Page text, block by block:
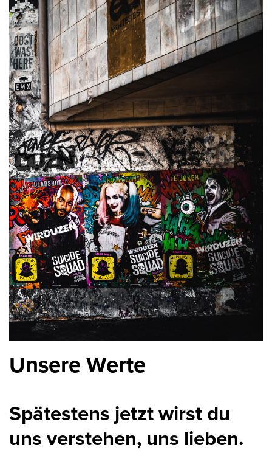
Unsere Werte
Spätestens jetzt wirst du
uns verstehen, uns lieben.